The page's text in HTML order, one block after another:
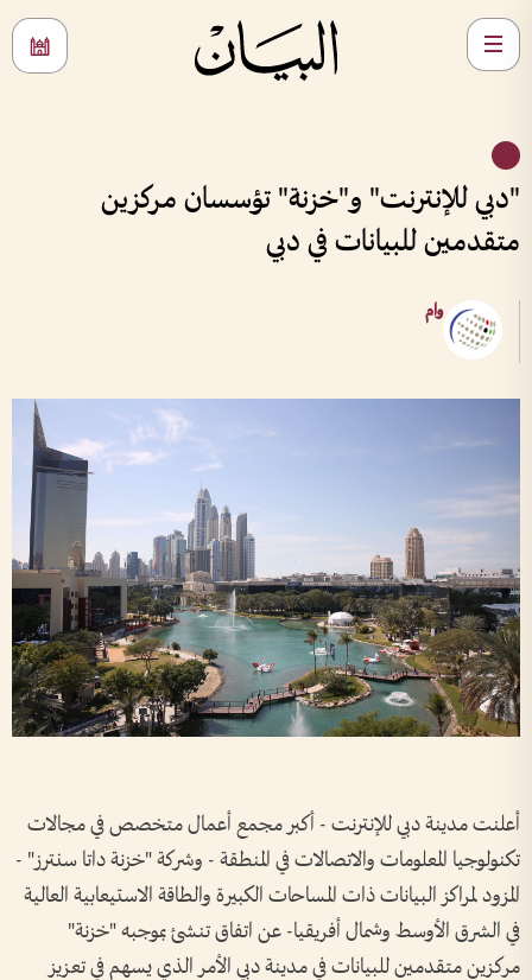
"دبي للإنترنت" و"خزنة" تؤسسان مركزين
متقدمين للبيانات في دبي
وام
أعلنت مدينة دبي للإنترنت - أكبر مجمع أعمال متخصص في مجالات
تكنولوجيا المعلومات والاتصالات في المنطقة - وشركة "خزنة داتا سنترز" -
المزود لمراكز البيانات ذات المساحات الكبيرة والطاقة الاستيعابية العالية
في الشرق الأوسط وشمال أفريقيا- عن اتفاق تنشئ بموجبه "خزنة"
مركزين متقدمين للبيانات في مدينة دبي الأمر الذي يسهم في تعزيز